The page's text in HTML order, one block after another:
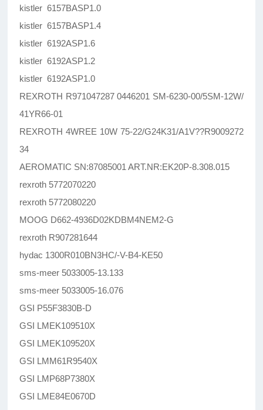
kistler 6157BASP1.0
kistler 6157BASP1.4
kistler 6192ASP1.6
kistler 6192ASP1.2
kistler 6192ASP1.0
REXROTH R971047287 0446201 SM-6230-00/5SM-12W/
41YR66-01
REXROTH 4WREE 10W 75-22/G24K31/A1V??R9009272
34
AEROMATIC SN:87085001 ART.NR:EK20P-8.308.015
rexroth 5772070220
rexroth 5772080220
MOOG D662-4936D02KDBM4NEM2-G
rexroth R907281644
hydac 1300R010BN3HC/-V-B4-KE50
sms-meer 5033005-13.133
sms-meer 5033005-16.076
GSI P55F3830B-D
GSI LMEK109510X
GSI LMEK109520X
GSI LMM61R9540X
GSI LMP68P7380X
GSI LME84E0670D